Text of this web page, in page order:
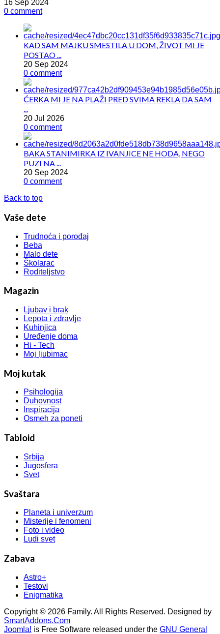
16 Sep 2024
0 comment
KAD SAM MAJKU SMESTILA U DOM, ŽIVOT MI JE
POSTAO ...
20 Sep 2024
0 comment
ĆERKA MI JE NA PLAŽI PRED SVIMA REKLA DA SAM
...
20 Jul 2026
0 comment
BAKA STANIMIRKA IZ IVANJICE NE HODA, NEGO
PUZI NA ...
20 Sep 2024
0 comment
Back to top
Vaše dete
Trudnoća i porođaj
Beba
Malo dete
Školarac
Roditeljstvo
Magazin
Ljubav i brak
Lepota i zdravlje
Kuhinjica
Uređenje doma
Hi - Tech
Moj ljubimac
Moj kutak
Psihologija
Duhovnost
Inspiracija
Osmeh za poneti
Tabloid
Srbija
Jugosfera
Svet
Svaštara
Planeta i univerzum
Misterije i fenomeni
Foto i video
Ludi svet
Zabava
Astro+
Testovi
Enigmatika
Copyright © 2026 Family. All Rights Reserved. Designed by
SmartAddons.Com
Joomla! is Free Software released under the GNU General